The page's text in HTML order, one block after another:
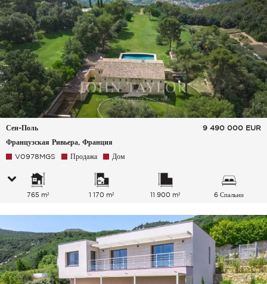
Сен-Поль
Французская Ривьера, Франция
9 490 000 EUR
V0978MGS Продажа Дом
765 m² 1 170 m² 11 900 m² 6 Спальни